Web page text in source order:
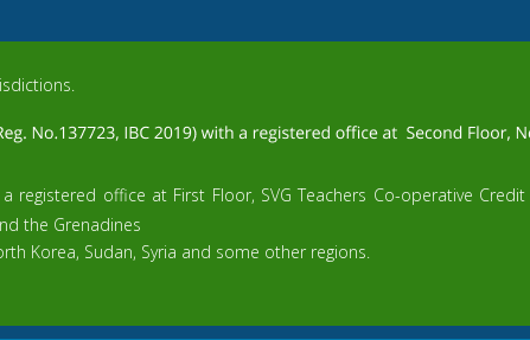
a registered office at First Floor, SVG Teachers Co-operative
the Grenadines
Korea, Sudan, Syria and some other regions.